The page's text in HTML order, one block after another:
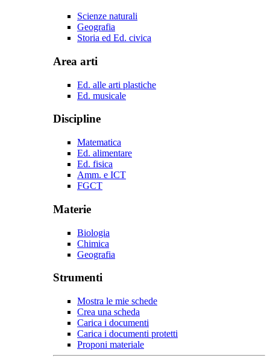
Scienze naturali
Geografia
Storia ed Ed. civica
Area arti
Ed. alle arti plastiche
Ed. musicale
Discipline
Matematica
Ed. alimentare
Ed. fisica
Amm. e ICT
FGCT
Materie
Biologia
Chimica
Geografia
Strumenti
Mostra le mie schede
Crea una scheda
Carica i documenti
Carica i documenti protetti
Proponi materiale